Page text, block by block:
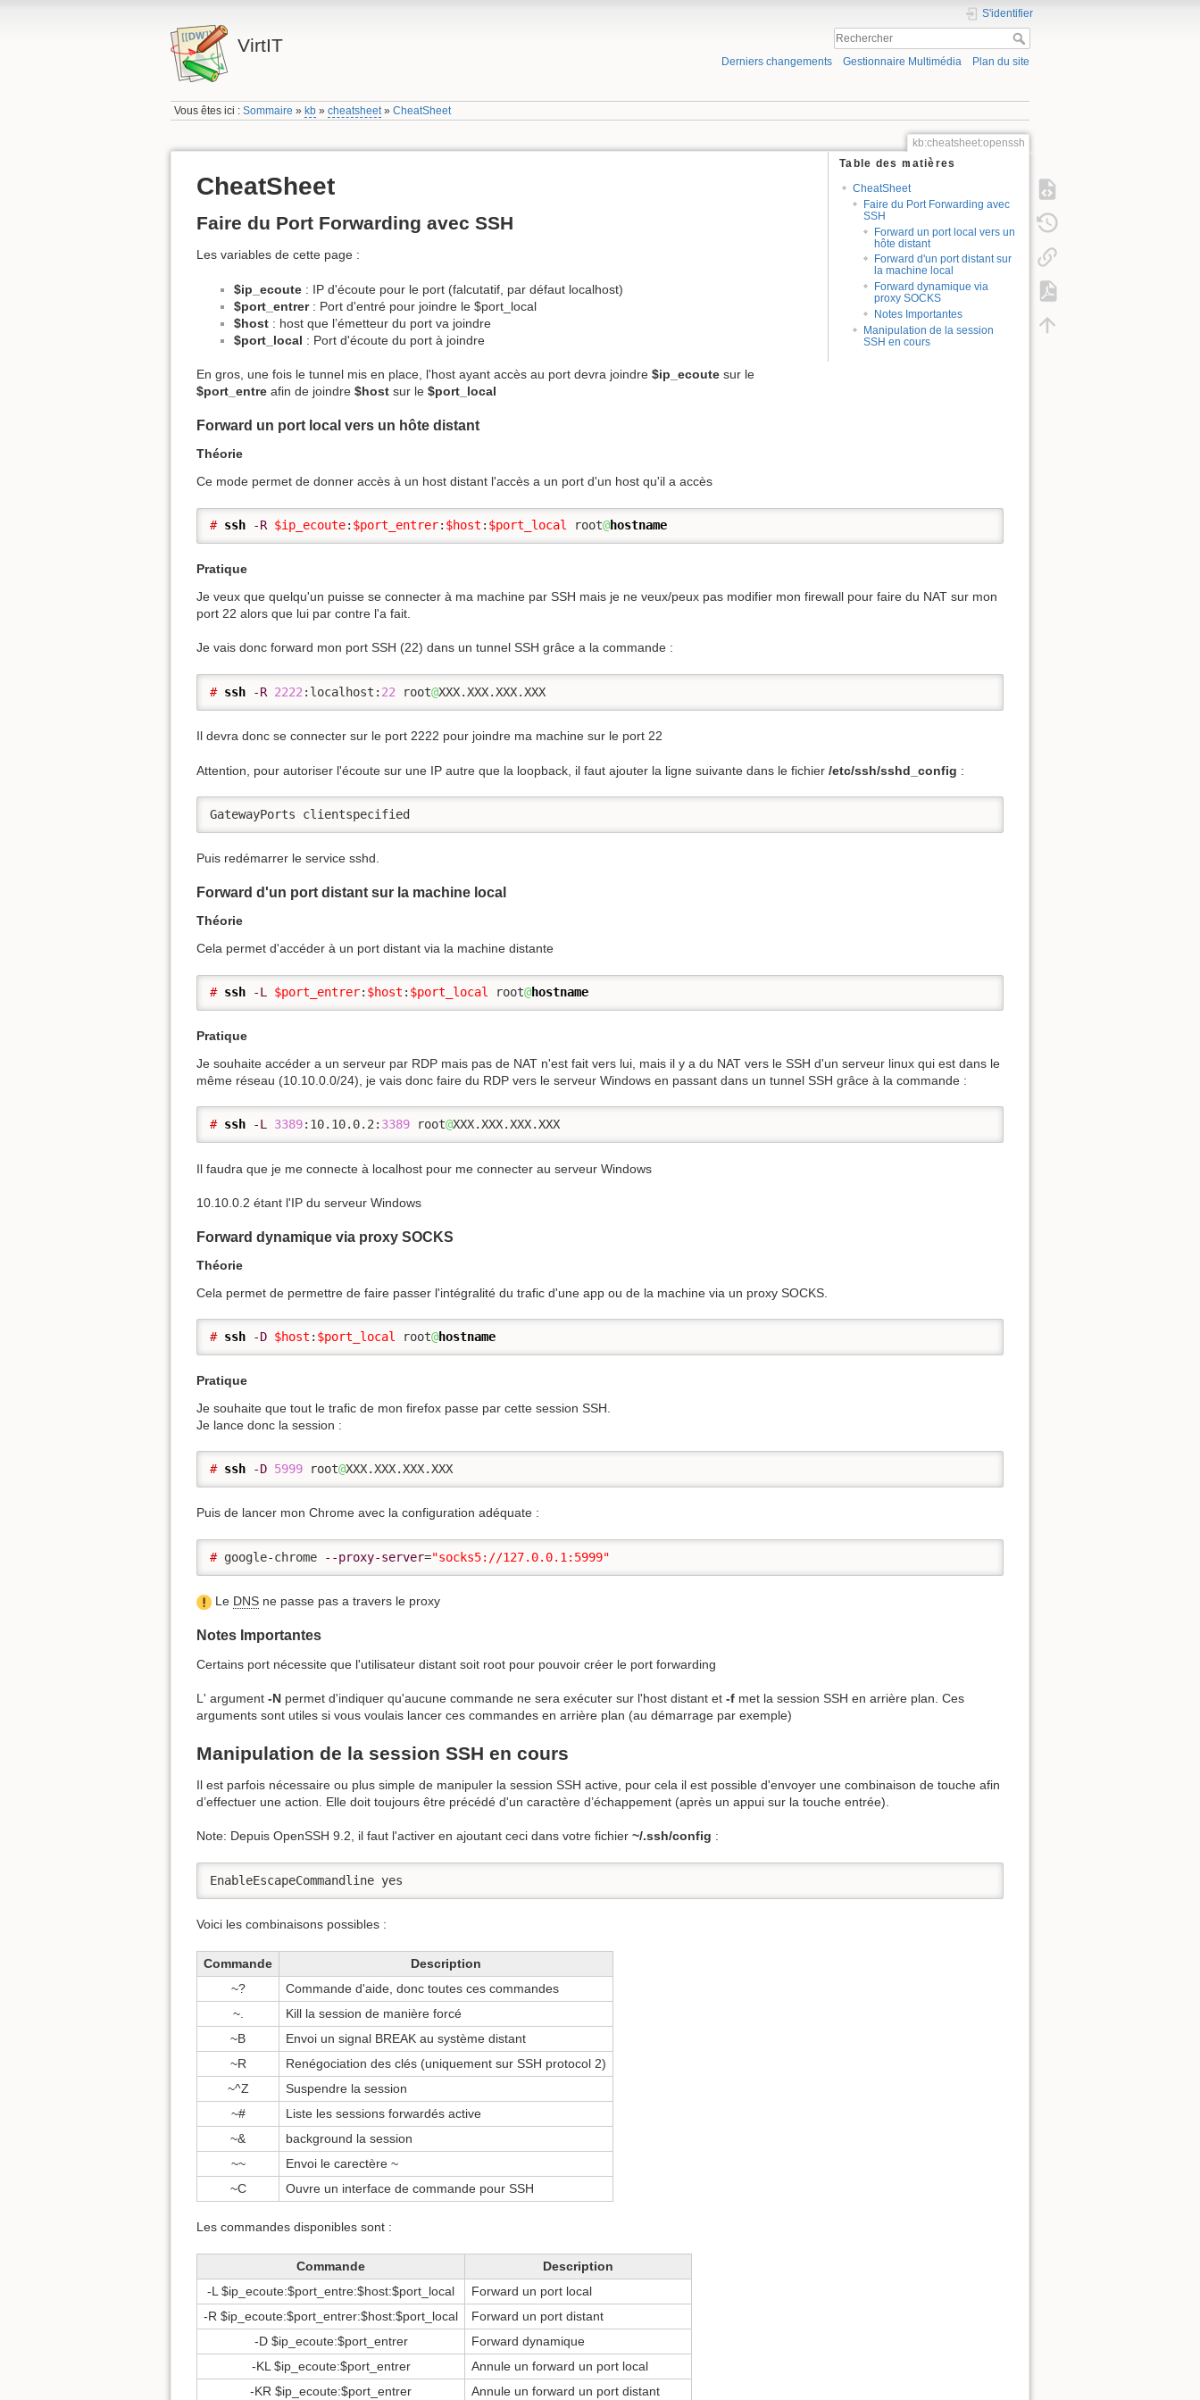
VirtIT
S'identifier
Derniers changements Gestionnaire Multimédia Plan du site
Vous êtes ici :Sommaire » kb »cheatsheet»CheatSheet
kb:cheatsheet:openssh
Table des matières
CheatSheet
Faire du Port Forwarding avec
SSH
Forward un port local vers un
hôte distant
Forward d'un port distant sur
la machine local
Forward dynamique via
proxy SOCKS
Notes Importantes
Manipulation de la session
SSH en cours
CheatSheet
Faire du Port Forwarding avec SSH
Les variables de cette page :
$ip_ecoute : IP d'écoute pour le port (falcutatif, par défaut localhost)
$port_entrer: Port d'entré pour joindre le $port_local
$host : host que l’émetteur du port va joindre
$port_local : Port d'écoute du port à joindre
En gros, une fois le tunnel mis en place, l'host ayant accès au port devra joindre $ip_ecoute sur le
$port_entre afin de joindre $host sur le $port_local
Forward un port local vers un hôte distant
Théorie
Ce mode permet de donner accès à un host distant l'accès a un port d'un host qu'il a accès
# ssh -R $ip_ecoute: $port_entrer: $host : $port_local root@hostname
Pratique
Je veux que quelqu'un puisse se connecter à ma machine par SSH mais je ne veux/peux pas modifier mon firewall pour faire du NAT sur mon
port 22 alors que lui par contre l'a fait.
Je vais donc forward mon port SSH (22) dans un tunnel SSH grâce a la commande :
# ssh -R 2222 :localhost: 22 root@XXX.XXX.XXX.XXX
Il devra donc se connecter sur le port 2222 pour joindre ma machine sur le port 22
Attention, pour autoriser l'écoute sur une IP autre que la loopback, il faut ajouter la ligne suivante dans le fichier /etc/ssh/sshd_config :
GatewayPorts clientspecified
Puis redémarrer le service sshd.
Forward d'un port distant sur la machine local
Théorie
Cela permet d'accéder à un port distant via la machine distante
# ssh -L $port_entrer: $host : $port_local root@hostname
Pratique
Je souhaite accéder a un serveur par RDP mais pas de NAT n'est fait vers lui, mais il y a du NAT vers le SSH d'un serveur linux qui est dans le
même réseau (10.10.0.0/24), je vais donc faire du RDP vers le serveur Windows en passant dans un tunnel SSH grâce à la commande :
# ssh -L 3389:10.10.0.2: 3389 root@XXX.XXX.XXX.XXX
Il faudra que je me connecte à localhost pour me connecter au serveur Windows
10.10.0.2 étant l'IP du serveur Windows
Forward dynamique via proxy SOCKS
Théorie
Cela permet de permettre de faire passer l'intégralité du trafic d'une app ou de la machine via un proxy SOCKS.
# ssh -D $host : $port_local root@hostname
Pratique
Je souhaite que tout le trafic de mon firefox passe par cette session SSH.
Je lance donc la session :
# ssh -D 5999 root@XXX.XXX.XXX.XXX
Puis de lancer mon Chrome avec la configuration adéquate :
# google-chrome --proxy-server="socks5://127.0.0.1:5999"
Le DNSne passe pas a travers le proxy
Notes Importantes
Certains port nécessite que l'utilisateur distant soit root pour pouvoir créer le port forwarding
L' argument -N permet d'indiquer qu'aucune commande ne sera exécuter sur l'host distant et -f met la session SSH en arrière plan. Ces
arguments sont utiles si vous voulais lancer ces commandes en arrière plan (au démarrage par exemple)
Manipulation de la session SSH en cours
Il est parfois nécessaire ou plus simple de manipuler la session SSH active, pour cela il est possible d'envoyer une combinaison de touche afin
d’effectuer une action. Elle doit toujours être précédé d'un caractère d’échappement (après un appui sur la touche entrée).
Note: Depuis OpenSSH 9.2, il faut l'activer en ajoutant ceci dans votre fichier ~/.ssh/config :
EnableEscapeCommandline yes
Voici les combinaisons possibles :
Commande
Description
~?
Commande d'aide, donc toutes ces commandes
~.
Kill la session de manière forcé
~B
Envoi un signal BREAK au système distant
~R
Renégociation des clés (uniquement sur SSH protocol 2)
~^Z
Suspendre la session
~#
Liste les sessions forwardés active
~&
background la session
~~
Envoi le carectère ~
~C
Ouvre un interface de commande pour SSH
Les commandes disponibles sont :
Commande
Description
-L $ip_ecoute:$port_entre:$host:$port_local
Forward un port local
-R $ip_ecoute:$port_entrer:$host:$port_local
Forward un port distant
-D $ip_ecoute:$port_entrer
Forward dynamique
-KL $ip_ecoute:$port_entrer
Annule un forward un port local
-KR $ip_ecoute:$port_entrer
Annule un forward un port distant